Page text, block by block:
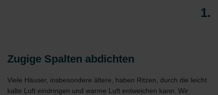
1.
Zugige Spalten abdichten
Viele Häuser, insbesondere ältere, haben Ritzen, durch die leicht
kalte Luft eindringen und warme Luft entweichen kann. Wir